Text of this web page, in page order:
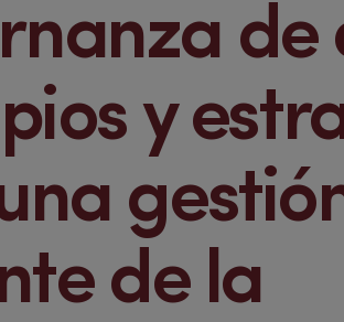
de
y
de la